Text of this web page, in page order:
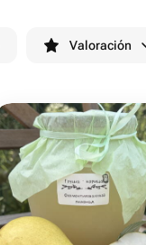
Valoración